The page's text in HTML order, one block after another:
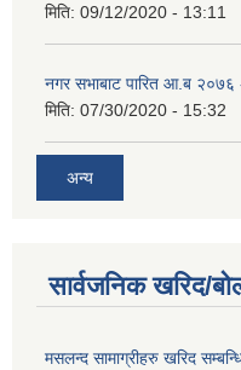
मिति: 09/12/2020 - 13:11
नगर सभाबाट पारित आ.ब
मिति: 07/30/2020 - 15:32
अन्य
सार्वजनिक खरिद/
मसलन्द सामाग्रीहरु खरिद